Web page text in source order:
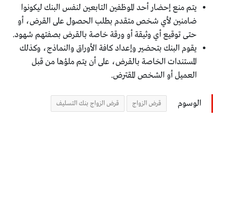
يتم منع إحضار أحد الموظفين التابعين لنفس البنك ليكونوا
ضامنين لأي شخص متقدم بطلب الحصول على القرض، أو
حتى توقيع أي وثيقة أو ورقة خاصة بالقرض بصفتهم شهود.
يقوم البنك بتحضير وإعداد كافة الأوراق والنماذج، وكذلك
المستندات الخاصة بالقرض، على أن يتم ملؤها من قبل
العميل أو الشخص المقترض.
الوسوم قرض الزواج قرض الزواج بنك التسليف